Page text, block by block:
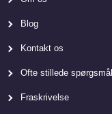
Blog
Kontakt os
Ofte stillede spørgsmål
Fraskrivelse